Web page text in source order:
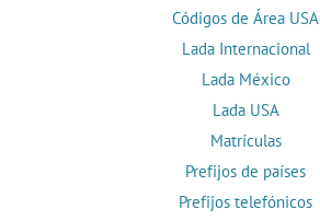
Códigos de Área USA
Lada Internacional
Lada México
Lada USA
Matrículas
Prefijos de países
Prefijos telefónicos